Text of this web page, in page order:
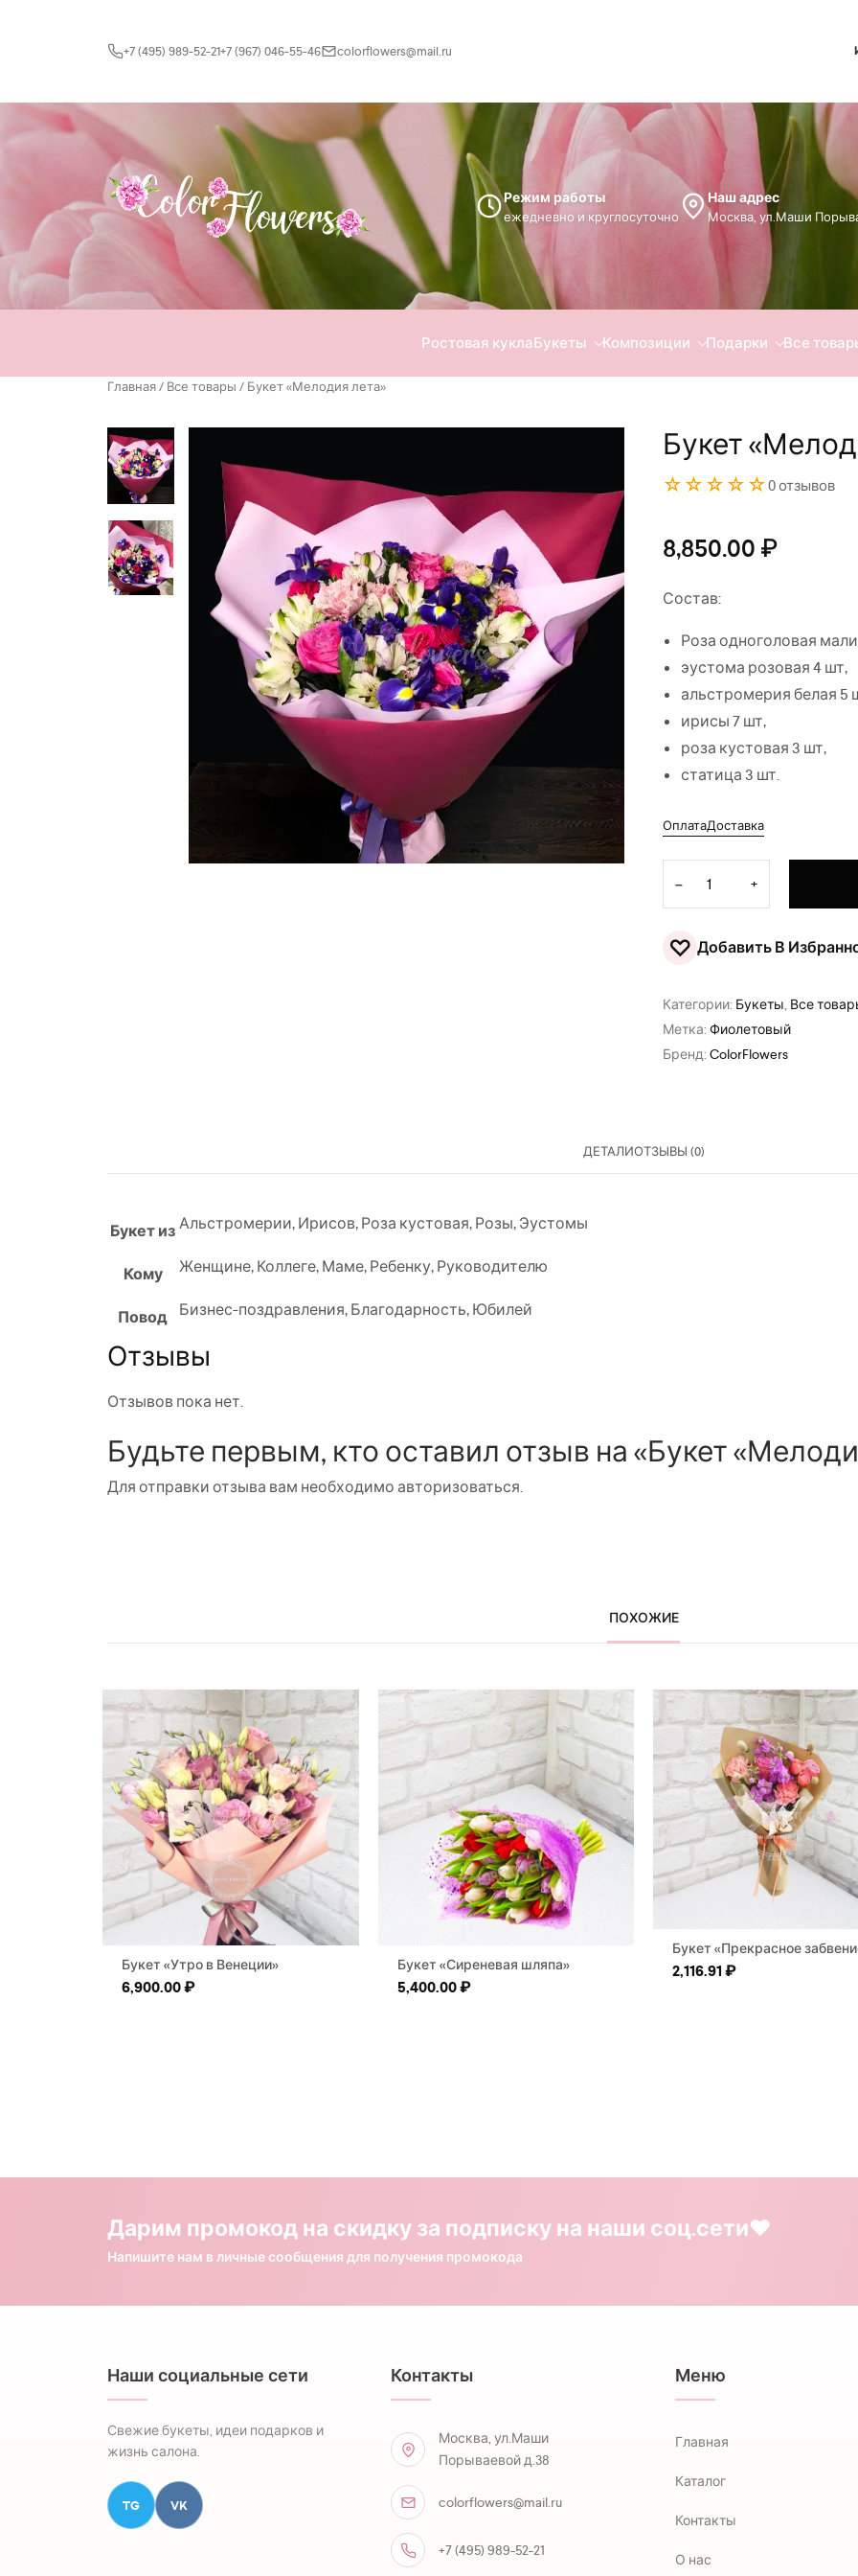
+7 (495) 989-52-21+7 (967) 046-55-46 colorflowers@mail.ru
Режим работы
ежедневно и круглосуточно
Наш адрес
Москва, ул.Маши
Ростовая куклаБукеты Композиции Подарки Все
Главная/ Все товары / Букет «Мелодия лета»
Букет
☆☆☆☆☆0 отзывов
8,850.00 ₽
Состав:
Роза одноголовая
эустома розовая 4 шт,
альстромерия белая 5
ирисы 7 шт,
роза кустовая 3 шт,
статица 3 шт.
ОплатаДоставка
− +
♡ Добавить В
Категории: Букеты, Все
Метка: Фиолетовый
Бренд: ColorFlowers
ДЕТАЛИОТЗЫВЫ (0)
Букет изАльстромерии,Ирисов,Роза кустовая,Розы,Эустомы
Кому Женщине,Коллеге,Маме,Ребенку,Руководителю
Повод Бизнес-поздравления,Благодарность,Юбилей
Отзывы
Отзывов пока нет.
Будьте первым, кто оставил отзыв на «Букет
Для отправки отзыва вам необходимо авторизоваться.
ПОХОЖИЕ
Букет «Утро в Венеции»
6,900.00₽
Букет «Сиреневая шляпа»
5,400.00₽
Букет «Прекрасное
2,116.91₽
Дарим промокод на скидку за подписку на наши соц.сети❤️
Напишите нам в личные сообщения для получения промокода
Наши социальные сети
Свежие букеты, идеи подарков и
жизнь салона.
TG VK
Контакты
Москва, ул.Маши
Порываевой д.38
colorflowers@mail.ru
+7 (495) 989-52-21
Меню
Главная
Каталог
Контакты
О нас